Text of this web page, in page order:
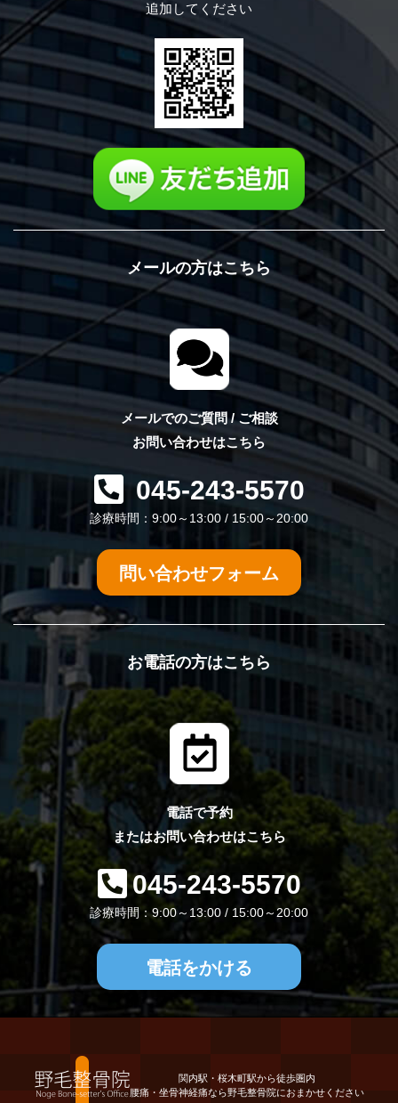
追加してください
メールの方はこちら
メールでのご質問 / ご相談
お問い合わせはこちら
045-243-5570
診療時間：9:00～13:00 / 15:00～20:00
問い合わせフォーム
お電話の方はこちら
電話で予約
またはお問い合わせはこちら
045-243-5570
診療時間：9:00～13:00 / 15:00～20:00
電話をかける
関内駅・桜木町駅から徒歩圏内
腰痛・坐骨神経痛なら野毛整骨院におまかせください